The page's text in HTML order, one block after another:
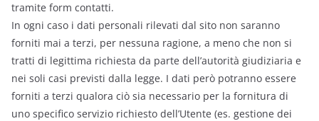
tramite form contatti.
In ogni caso i dati personali rilevati dal sito non saranno
forniti mai a terzi, per nessuna ragione, a meno che non si
tratti di legittima richiesta da parte dell’autorità giudiziaria e
nei soli casi previsti dalla legge. I dati però potranno essere
forniti a terzi qualora ciò sia necessario per la fornitura di
uno specifico servizio richiesto dell’Utente (es. gestione dei